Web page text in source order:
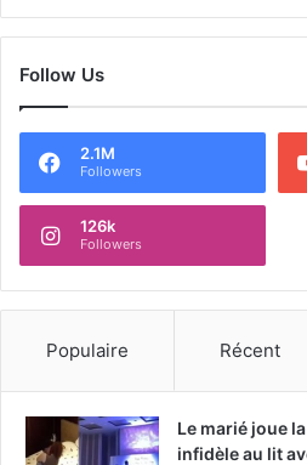
Follow Us
2.1M
Followers
126k
Followers
Populaire Récent
Le marié joue
infidèle au lit